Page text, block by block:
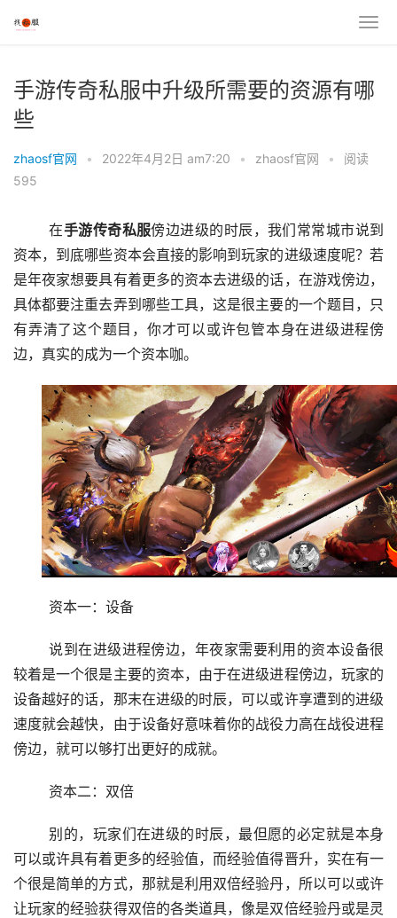
手游传奇私服中升级所需要的资源有哪
些
zhaosf官网 • 2022年4月2日 am7:20 • zhaosf官网 •
阅读
595
	在
手游传奇私服傍边进级的时辰，我们常常城市说到
资本，到底哪些资本会直接的影响到玩家的进级速度呢？若
是年夜家想要具有着更多的资本去进级的话，在游戏傍边，
具体都要注重去弄到哪些工具，这是很主要的一个题目，只
有弄清了这个题目，你才可以或许包管本身在进级进程傍
边，真实的成为一个资本咖。
	资本一：设备
	说到在进级进程傍边，年夜家需要利用的资本设备很
较着是一个很是主要的资本，由于在进级进程傍边，玩家的
设备越好的话，那末在进级的时辰，可以或许享遭到的进级
速度就会越快，由于设备好意味着你的战役力高在战役进程
傍边，就可以够打出更好的成就。
	资本二：双倍
可以或许具有着更多的经验值，而经验值得晋升，实在有一
个很是简单的方式，那就是利用双倍经验丹，所以可以或许
让玩家的经验获得双倍的各类道具，像是双倍经验丹或是灵